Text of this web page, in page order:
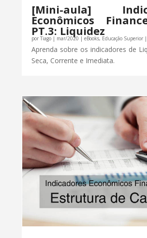
[Mini-aula]
Econômicos
PT.3: Liquidez
por Tiago| mar/2020 | eBooks, Educação Superior|
Aprenda sobre os indicadores de
Seca, Corrente e Imediata.